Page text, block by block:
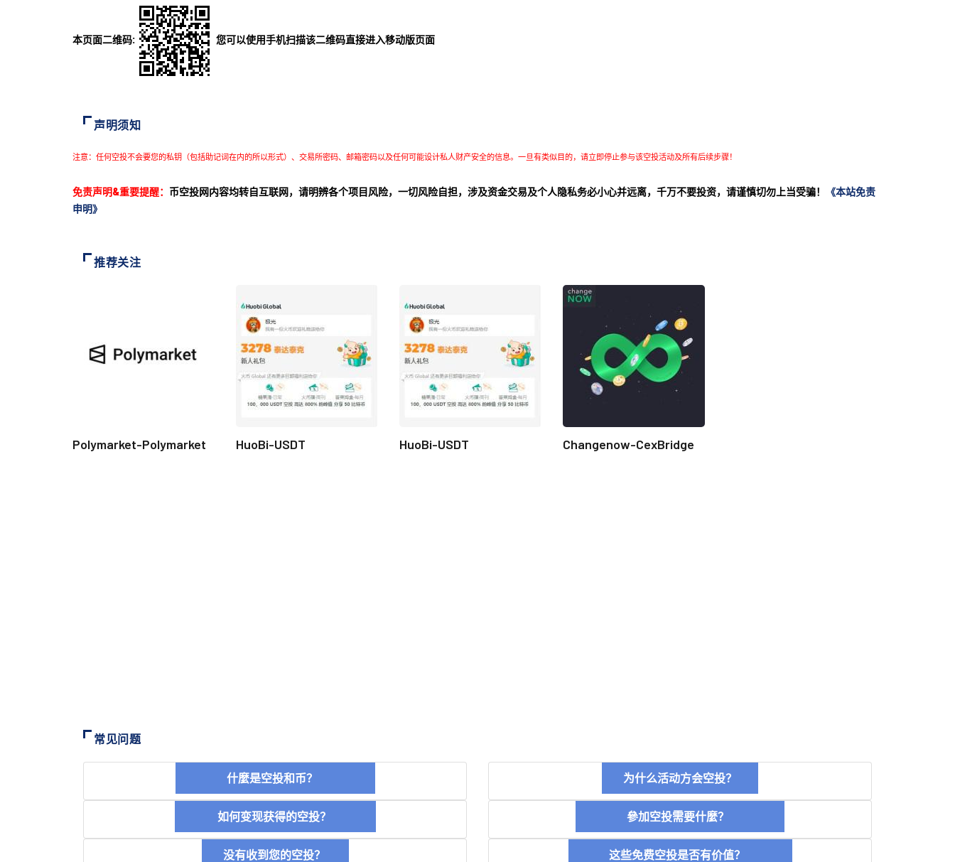
本页面二维码: 您可以使用手机扫描该二维码直接进入移动版页面
声明须知
注意：任何空投不会要您的私钥（包括助记词在内的所以形式）、交易所密码、邮箱密码以及任何可能设计私人财产安全的信息。一旦有类似目的，请立即停止参与该空投活动及所有后续步骤！
免责声明&重要提醒： 币空投网内容均转自互联网，请明辨各个项目风险，一切风险自担，涉及资金交易及个人隐私务必小心并远离，千万不要投资，请谨慎切勿上当受骗！
《本站免责
申明》
推荐关注
Polymarket-Polymarket HuoBi-USDT HuoBi-USDT Changenow-CexBridge
常见问题
什麼是空投和币？ 为什么活动方会空投？
如何变现获得的空投？ 參加空投需要什麼？
没有收到您的空投？ 这些免费空投是否有价值？